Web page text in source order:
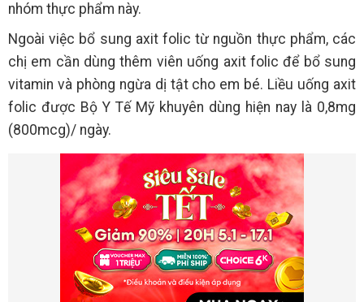
nhóm thực phẩm này.
Ngoài việc bổ sung axit folic từ nguồn thực phẩm, các
chị em cần dùng thêm viên uống axit folic để bổ sung
vitamin và phòng ngừa dị tật cho em bé. Liều uống axit
folic được Bộ Y Tế Mỹ khuyên dùng hiện nay là 0,8mg
(800mcg)/ ngày.